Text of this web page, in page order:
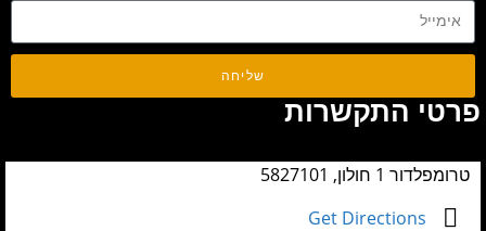
שליחה
פרטי התקשרות
טרומפלדור 1 חולון, 5827101
Get Directions